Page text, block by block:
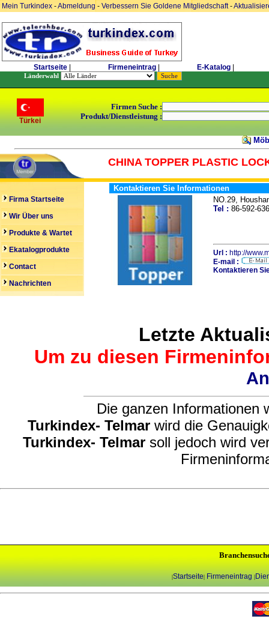
Mein Turkindex -Abmeldung- Verbessern Sie Goldene Mitgliedschaft-
Startseite Firmeneintrag E-Katalog
Länderwahl
Türkei
Firmen Suche :
Produkt/Dienstleistung :
CHINA TOPPER PLASTIC
Firma Startseite
Wir Über uns
Produkte & Wartet
Ekatalogprodukte
Contact
Nachrichten
Kontaktieren Sie Informationen
NO.29,
Tel : 86-592-
Url : http://
E-mail :
Kontaktieren
Letzte
Um zu diesen
Die ganzen Informationen
Turkindex- Telmar wird die
Turkindex- Telmar soll jedoch wird
|Startseite| Firmeneintrag |